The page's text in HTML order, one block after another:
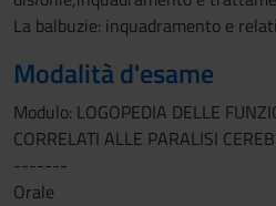
La balbuzie: inquadramento e
Modalità d'esame
Modulo: LOGOPEDIA DELLE
CORRELATI ALLE PARALISI
-------
Orale